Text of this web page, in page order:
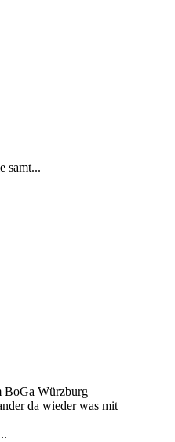
samt...
BoGa Würzburg
da wieder was mit